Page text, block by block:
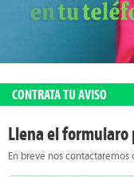
CONTRATA TU AVISO
Llena el
En breve nos contactaremos